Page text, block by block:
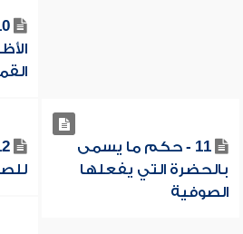
11 - حكم ما يسمى
بالحضرة التي يفعلها
الصوفية